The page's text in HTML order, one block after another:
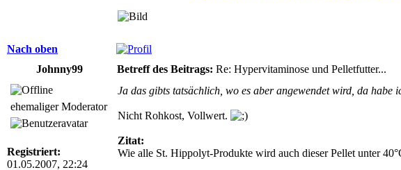
Nach oben
Johnny99
Betreff des Beitrags: Re: Hypervitaminose und Pelletfutter...
ehemaliger Moderator
Registriert:
01.05.2007, 22:24
Ja das gibts tatsächlich, wo es aber angewendet wird, da habe
Nicht Rohkost, Vollwert.
Zitat:
Wie alle St. Hippolyt-Produkte wird auch dieser Pellet unter